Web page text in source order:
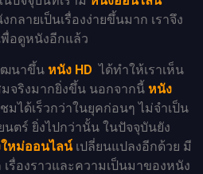
กลายเป็นเรื่องง่ายขึ้นมาก เราจึง
พื่อดูหนังอีกแล้ว
ฒนาขึ้น หนัง HD ได้ทำให้เราเห็น
จริงมากยิ่งขึ้น นอกจากนี้ หนัง
มได้เร็วกว่าในยุคก่อนๆ ไม่จำเป็น
ตร์ ยิ่งไปกว่านั้น ในปัจจุบันยัง
หม่ออนไลน์เปลี่ยนแปลงอีกด้วย มี
รื่องราวและความเป็นมาของหนัง